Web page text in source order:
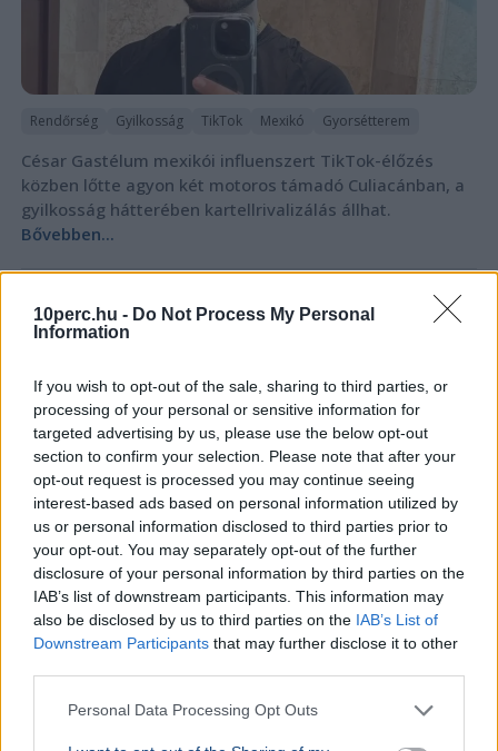
10perc.hu - Do Not Process My Personal
Information
If you wish to opt-out of the sale, sharing to third parties, or
processing of your personal or sensitive information for
targeted advertising by us, please use the below opt-out
section to confirm your selection. Please note that after your
opt-out request is processed you may continue seeing
interest-based ads based on personal information utilized by
us or personal information disclosed to third parties prior to
your opt-out. You may separately opt-out of the further
disclosure of your personal information by third parties on the
IAB’s list of downstream participants. This information may
also be disclosed by us to third parties on the IAB’s List of
Downstream Participants that may further disclose it to other
Personal Data Processing Opt Outs
Rendőrség Gyilkosság TikTok Mexikó Gyorsétterem
César Gastélum mexikói influenszert TikTok-élőzés
közben lőtte agyon két motoros támadó Culiacánban, a
gyilkosság hátterében kartellrivalizálás állhat.
Bővebben...
KÜLFÖLD 2026. augusztus 5.
Letartóztattak egy fegyveres férfit Trump
látogatása előtt Kaliforniában